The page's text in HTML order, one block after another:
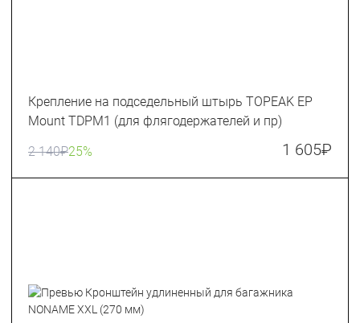
Крепление на подседельный штырь TOPEAK EP
Mount TDPM1 (для флягодержателей и пр)
2 140₽25% 1 605₽